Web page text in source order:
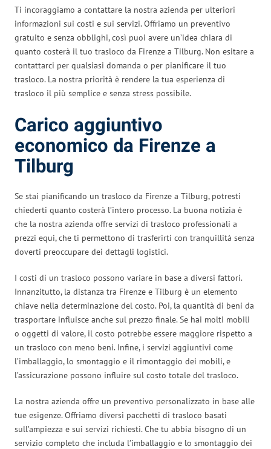
Ti incoraggiamo a contattare la nostra azienda per ulteriori
informazioni sui costi e sui servizi. Offriamo un preventivo
gratuito e senza obblighi, così puoi avere un’idea chiara di
quanto costerà il tuo trasloco da Firenze a Tilburg. Non esitare a
contattarci per qualsiasi domanda o per pianificare il tuo
trasloco. La nostra priorità è rendere la tua esperienza di
trasloco il più semplice e senza stress possibile.
Carico aggiuntivo
economico da Firenze a
Tilburg
Se stai pianificando un trasloco da Firenze a Tilburg, potresti
chiederti quanto costerà l’intero processo. La buona notizia è
che la nostra azienda offre servizi di trasloco professionali a
prezzi equi, che ti permettono di trasferirti con tranquillità senza
doverti preoccupare dei dettagli logistici.
I costi di un trasloco possono variare in base a diversi fattori.
Innanzitutto, la distanza tra Firenze e Tilburg è un elemento
chiave nella determinazione del costo. Poi, la quantità di beni da
trasportare influisce anche sul prezzo finale. Se hai molti mobili
o oggetti di valore, il costo potrebbe essere maggiore rispetto a
un trasloco con meno beni. Infine, i servizi aggiuntivi come
l’imballaggio, lo smontaggio e il rimontaggio dei mobili, e
l’assicurazione possono influire sul costo totale del trasloco.
La nostra azienda offre un preventivo personalizzato in base alle
tue esigenze. Offriamo diversi pacchetti di trasloco basati
sull’ampiezza e sui servizi richiesti. Che tu abbia bisogno di un
servizio completo che includa l’imballaggio e lo smontaggio dei